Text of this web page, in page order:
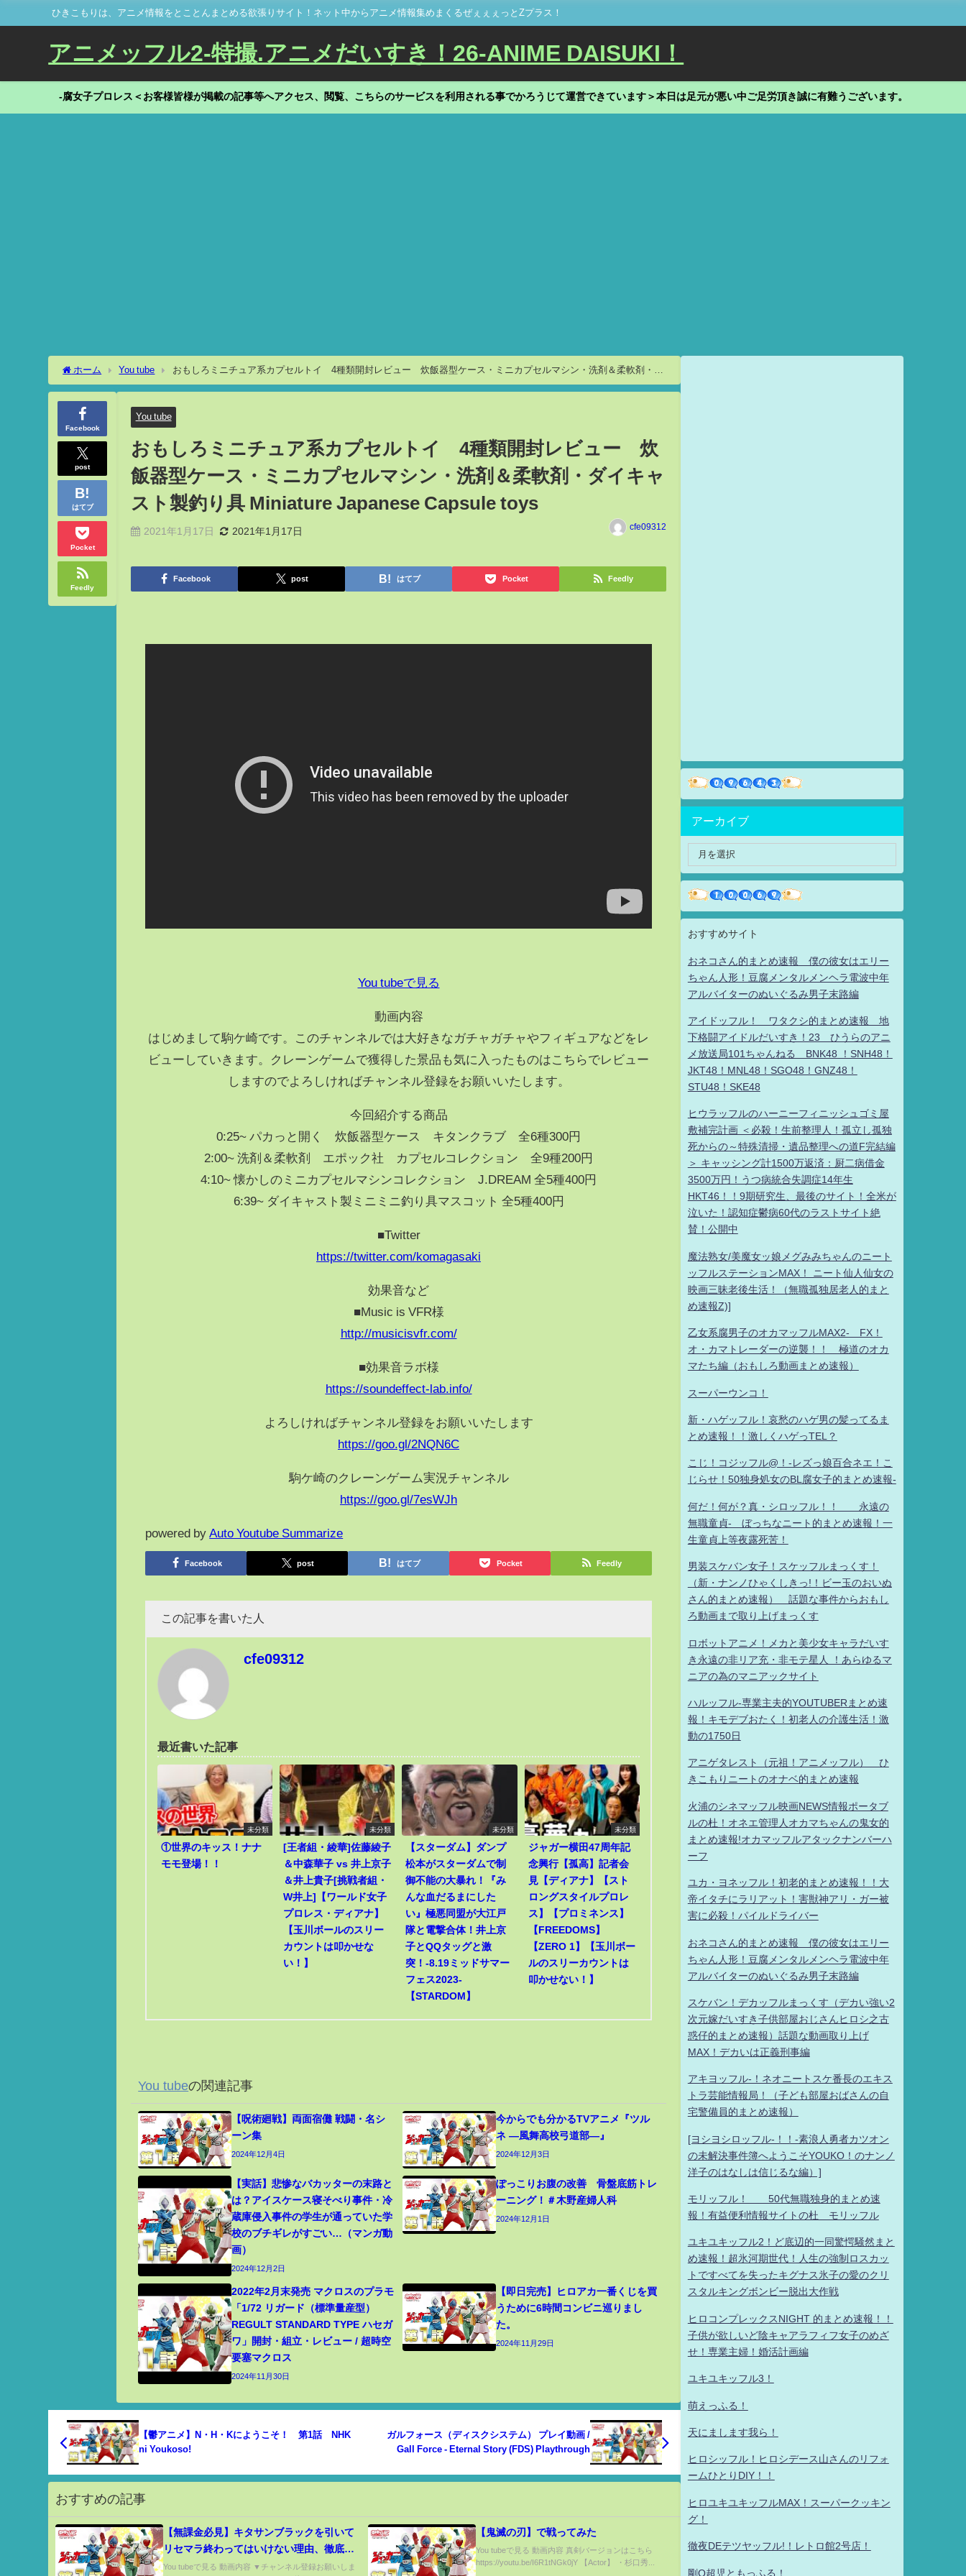
ひきこもりは、アニメ情報をとことんまとめる欲張りサイト！ネット中からアニメ情報集めまくるぜぇぇぇっとZプラス！
アニメッフル2-特撮.アニメだいすき！26-ANIME DAISUKI！
-腐女子プロレス＜お客様皆様が掲載の記事等へアクセス、閲覧、こちらのサービスを利用される事でかろうじて運営できています＞本日は足元が悪い中ご足労頂き誠に有難うございます。
ホーム You tube
おもしろミニチュア系カプセルトイ 4種類開封レビュー 炊飯器型ケース・ミニカプセルマシン・洗剤＆柔軟剤・ダ
イキャスト製釣り具 Miniature Japanese Capsule toys
Facebook
post
はてブ
Pocket
Feedly
You tube
おもしろミニチュア系カプセルトイ 4種類開封レビュー 炊
飯器型ケース・ミニカプセルマシン・洗剤＆柔軟剤・ダイキャ
スト製釣り具 Miniature Japanese Capsule toys
2021年1月17日 2021年1月17日 cfe09312
Facebook post はてブ Pocket Feedly
You tubeで見る
動画内容
はじめまして駒ケ崎です。このチャンネルでは大好きなガチャガチャやフィギュアなどをレ
ビューしていきます。クレーンゲームで獲得した景品も気に入ったものはこちらでレビュー
しますのでよろしければチャンネル登録をお願いいたします。
今回紹介する商品
0:25~ パカっと開く 炊飯器型ケース キタンクラブ 全6種300円
2:00~ 洗剤＆柔軟剤 エポック社 カプセルコレクション 全9種200円
4:10~ 懐かしのミニカプセルマシンコレクション J.DREAM 全5種400円
6:39~ ダイキャスト製ミニミニ釣り具マスコット 全5種400円
■Twitter
https://twitter.com/komagasaki
効果音など
■Music is VFR様
http://musicisvfr.com/
■効果音ラボ様
https://soundeffect-lab.info/
よろしければチャンネル登録をお願いいたします
https://goo.gl/2NQN6C
駒ケ崎のクレーンゲーム実況チャンネル
https://goo.gl/7esWJh
powered by Auto Youtube Summarize
Facebook post はてブ Pocket Feedly
この記事を書いた人
cfe09312
最近書いた記事
未分類
①世界のキッス！ナナ
モモ登場！！
未分類
[王者組・綾華]佐藤綾子
＆中森華子 vs 井上京子
＆井上貴子[挑戦者組・
W井上]【ワールド女子
プロレス・ディアナ】
【玉川ボールのスリー
カウントは叩かせな
い！】
未分類
【スターダム】ダンプ
松本がスターダムで制
御不能の大暴れ！『み
んな血だるまにした
い』極悪同盟が大江戸
隊と電撃合体！井上京
子とQQタッグと激
突！-8.19ミッドサマー
フェス2023-
【STARDOM】
未分類
ジャガー横田47周年記
念興行【孤高】記者会
見【ディアナ】【スト
ロングスタイルプロレ
ス】【プロミネンス】
【FREEDOMS】
【ZERO 1】【玉川ボー
ルのスリーカウントは
叩かせない！】
You tubeの関連記事
【呪術廻戦】両面宿儺 戦闘・名シ
ーン集
2024年12月4日
今からでも分かるTVアニメ『ツル
ネ ―風舞高校弓道部―』
2024年12月3日
【実話】悲惨なバカッターの末路と
は？アイスケース寝そべり事件・冷
蔵庫侵入事件の学生が通っていた学
校のブチギレがすごい…（マンガ動
画）
2024年12月2日
ぽっこりお腹の改善 骨盤底筋トレ
ーニング！＃木野産婦人科
2024年12月1日
2022年2月末発売 マクロスのプラモ
「1/72 リガード（標準量産型）
REGULT STANDARD TYPE ハセガ
ワ」開封・組立・レビュー / 超時空
要塞マクロス
2024年11月30日
【即日完売】ヒロアカ一番くじを買
うために6時間コンビニ巡りまし
た。
2024年11月29日
【鬱アニメ】N・H・Kにようこそ！ 第1話 NHK
ni Youkoso!
ガルフォース（ディスクシステム） プレイ動画 /
Gall Force - Eternal Story (FDS) Playthrough
おすすめの記事
【無課金必見】キタサンブラックを引いて
リセマラ終わってはいけない理由、徹底解
説【ウマ娘】
You tubeで見る 動画内容 ▼チャンネル登録お願いしま
【鬼滅の刃】で戦ってみた
You tubeで見る 動画内容 真剣バージョンはこちら
https://youtu.be/I6R1tNGk0jY 【Actor】 ・杉口秀...
アーカイブ
おすすめサイト
おネコさん的まとめ速報 僕の彼女はエリー
ちゃん人形！豆腐メンタルメンヘラ電波中年
アルバイターのぬいぐるみ男子末路編
アイドッフル！ ワタクシ的まとめ速報 地
下格闘アイドルだいすき！23 ひうらのアニ
メ放送局101ちゃんねる BNK48 ！SNH48！
JKT48！MNL48！SGO48！GNZ48！
STU48！SKE48
ヒウラッフルのハーニーフィニッシュゴミ屋
敷補完計画 ＜必殺！生前整理人！孤立し孤独
死からの～特殊清掃・遺品整理への道F完結編
＞ キャッシング計1500万返済：厨二病借金
3500万円！うつ病統合失調症14年生
HKT46！！9期研究生、最後のサイト！全米が
泣いた！認知症鬱病60代のラストサイト絶
賛！公開中
魔法熟女/美魔女ッ娘メグみみちゃんのニート
ッフルステーションMAX！ ニート仙人仙女の
映画三昧老後生活！（無職孤独居老人的まと
め速報Z)]
乙女系腐男子のオカマッフルMAX2- FX！
オ・カマトレーダーの逆襲！！ 極道のオカ
マたち編（おもしろ動画まとめ速報）
スーパーウンコ！
新・ハゲッフル！哀愁のハゲ男の髪ってるま
とめ速報！！激しくハゲっTEL？
こじ！コジッフル@！-レズっ娘百合ネエ！こ
じらせ！50独身処女のBL腐女子的まとめ速報-
何だ！何が？真・シロッフル！！ 永遠の
無職童貞- ぼっちなニート的まとめ速報！一
生童貞上等夜露死苦！
男装スケバン女子！スケッフルまっくす！
（新・ナンノひゃくしきっ!！ビー玉のおいぬ
さん的まとめ速報） 話題な事件からおもし
ろ動画まで取り上げまっくす
ロボットアニメ！メカと美少女キャラだいす
き永遠の非リア充・非モテ星人 ！あらゆるマ
ニアの為のマニアックサイト
ハルッフル-専業主夫的YOUTUBERまとめ速
報！キモデブおたく！初老人の介護生活！激
動の1750日
アニゲタレスト（元祖！アニメッフル） ひ
きこもりニートのオナベ的まとめ速報
火浦のシネマッフル映画NEWS情報ポータブ
ルの杜！オネエ管理人オカマちゃんの鬼女的
まとめ速報!オカマッフルアタックナンバーハ
ーフ
ユカ・ヨネッフル！初老的まとめ速報！！大
帝イタチにラリアット！害獣神アリ・ガー被
害に必殺！パイルドライバー
おネコさん的まとめ速報 僕の彼女はエリー
ちゃん人形！豆腐メンタルメンヘラ電波中年
アルバイターのぬいぐるみ男子末路編
スケバン！デカッフルまっくす（デカい強い2
次元嫁だいすき子供部屋おじさんヒロシ之古
惑仔的まとめ速報）話題な動画取り上げ
MAX！デカいは正義刑事編
アキヨッフル-！ネオニートスケ番長のエキス
トラ芸能情報局！（子ども部屋おばさんの自
宅警備員的まとめ速報）
[ヨシヨシロッフル-！！-素浪人勇者カツオン
の未解決事件簿へようこそYOUKO！のナンノ
洋子のはなしは信じるな編）]
モリッフル！ 50代無職独身的まとめ速
報！有益便利情報サイトの杜 モリッフル
ユキユキッフル2！ど底辺的一同驚愕騒然まと
め速報！超氷河期世代！人生の強制ロスカッ
トですべてを失ったキグナス氷子の愛のクリ
スタルキングボンビー脱出大作戦
ヒロコンプレックスNIGHT 的まとめ速報！！
子供が欲しいど陰キャアラフィフ女子のめざ
せ！専業主婦！婚活計画編
ユキユキッフル3！
萌えっふる！
天にまします我ら！
ヒロシッフル！ヒロシデース山さんのリフォ
ームひとりDIY！！
ヒロユキユキッフルMAX！スーパークッキン
グ！
徹夜DEテツヤッフル!！レトロ館2号店！
剛Q超児ともっふる！